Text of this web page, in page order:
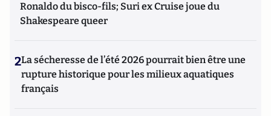
Ronaldo du bisco-fils; Suri ex Cruise joue du
Shakespeare queer
2La sécheresse de l’été 2026 pourrait bien être une
rupture historique pour les milieux aquatiques
français